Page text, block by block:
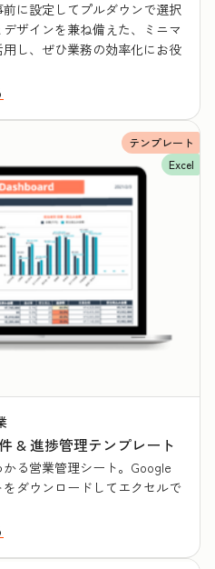
に設定してプルダウンで選択
ザインを兼ね備えた、ミニマ
し、ぜひ業務の効率化にお役
テンプレート
Excel
& 進捗管理テンプレート
る営業管理シート。Google
ダウンロードしてエクセルで